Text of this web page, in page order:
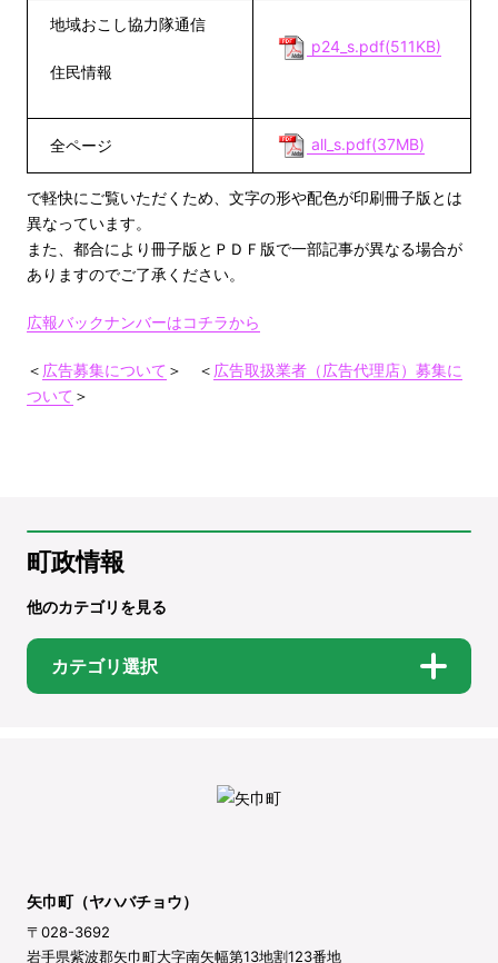
地域おこし協力隊通信
住民情報
p24_s.pdf(511KB)
全ページ all_s.pdf(37MB)
で軽快にご覧いただくため、文字の形や配色が印刷冊子版とは
異なっています。
また、都合により冊子版とＰＤＦ版で一部記事が異なる場合が
ありますのでご了承ください。
広報バックナンバーはコチラから
＜ 広告募集について ＞ ＜ 広告取扱業者（広告代理店）募集に
ついて ＞
町政情報
他のカテゴリを見る
カテゴリ選択
矢巾町（ヤハバチョウ）
〒028-3692
岩手県紫波郡矢巾町大字南矢幅第13地割123番地